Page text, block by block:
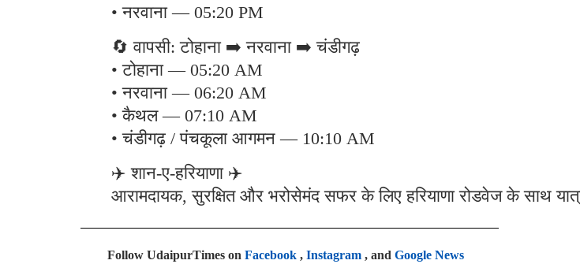
• नरवाना — 05:20 PM
🔄 वापसी: टोहाना ➡️ नरवाना ➡️ चंडीगढ़
• टोहाना — 05:20 AM
• नरवाना — 06:20 AM
• कैथल — 07:10 AM
• चंडीगढ़ / पंचकूला आगमन — 10:10 AM
✈️ शान-ए-हरियाणा ✈️
आरामदायक, सुरक्षित और भरोसेमंद सफर के लिए हरियाणा रोडवेज के साथ
Follow UdaipurTimes on Facebook , Instagram , and Google News